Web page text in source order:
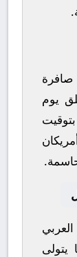
صافرة
يوم
بتوقيت
يتولى